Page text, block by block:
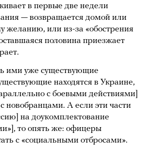
в первые две недели
— возвращается домой или
желанию, или из-за «обострения
половина приезжает
ими уже существующие
находятся в Украине,
с боевыми действиями]
новобранцами. А если эти части
на доукомплектование
то опять же: офицеры
с «социальными отбросами».